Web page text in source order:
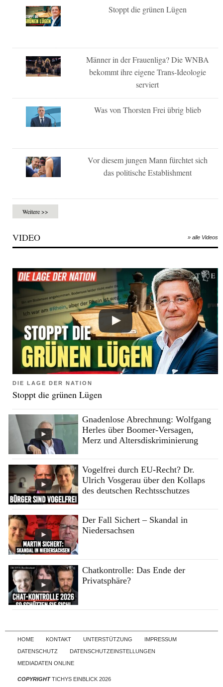
Stoppt die grünen Lügen
Männer in der Frauenliga? Die WNBA
bekommt ihre eigene Trans-Ideologie
serviert
Was von Thorsten Frei übrig blieb
Vor diesem jungen Mann fürchtet sich
das politische Establishment
Weitere >>
VIDEO » alle Videos
DIE LAGE DER NATION
Stoppt die grünen Lügen
Gnadenlose Abrechnung: Wolfgang
Herles über Boomer-Versagen,
Merz und Altersdiskriminierung
Vogelfrei durch EU-Recht? Dr.
Ulrich Vosgerau über den Kollaps
des deutschen Rechtsschutzes
Der Fall Sichert – Skandal in
Niedersachsen
Chatkontrolle: Das Ende der
Privatsphäre?
Skip to content
HOME KONTAKT UNTERSTÜTZUNG
IMPRESSUM
DATENSCHUTZ
DATENSCHUTZEINSTELLUNGEN
MEDIADATEN ONLINE
COPYRIGHTTICHYS EINBLICK 2026